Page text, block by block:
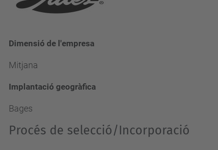
Dimensió de l'empresa
Mitjana
Implantació geogràfica
Bages
Procés de selecció/Incorporació